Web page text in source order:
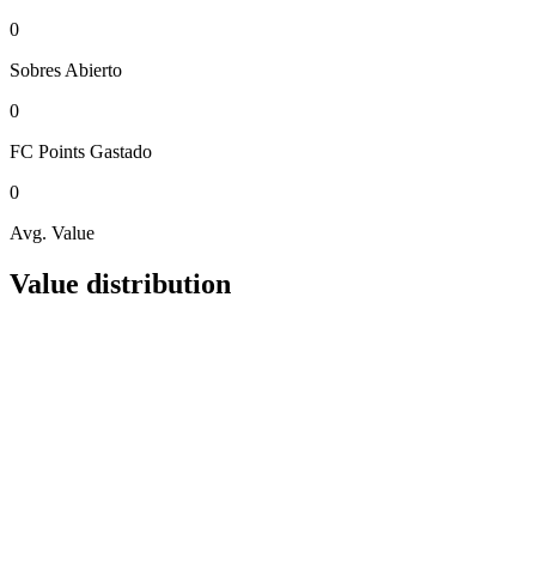
0
Sobres Abierto
0
FC Points Gastado
0
Avg. Value
Value distribution